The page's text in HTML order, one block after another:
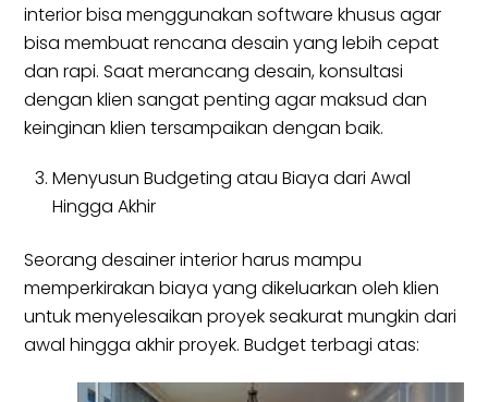
interior bisa menggunakan software khusus agar
bisa membuat rencana desain yang lebih cepat
dan rapi. Saat merancang desain, konsultasi
dengan klien sangat penting agar maksud dan
keinginan klien tersampaikan dengan baik.
Menyusun Budgeting atau Biaya dari Awal
Hingga Akhir
Seorang desainer interior harus mampu
memperkirakan biaya yang dikeluarkan oleh klien
untuk menyelesaikan proyek seakurat mungkin dari
awal hingga akhir proyek. Budget terbagi atas: